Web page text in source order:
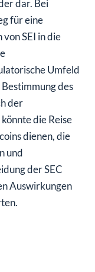
dar. Bei
für eine
SEI in die
Umfeld
des
der
die Reise
dienen, die
und
der SEC
Auswirkungen